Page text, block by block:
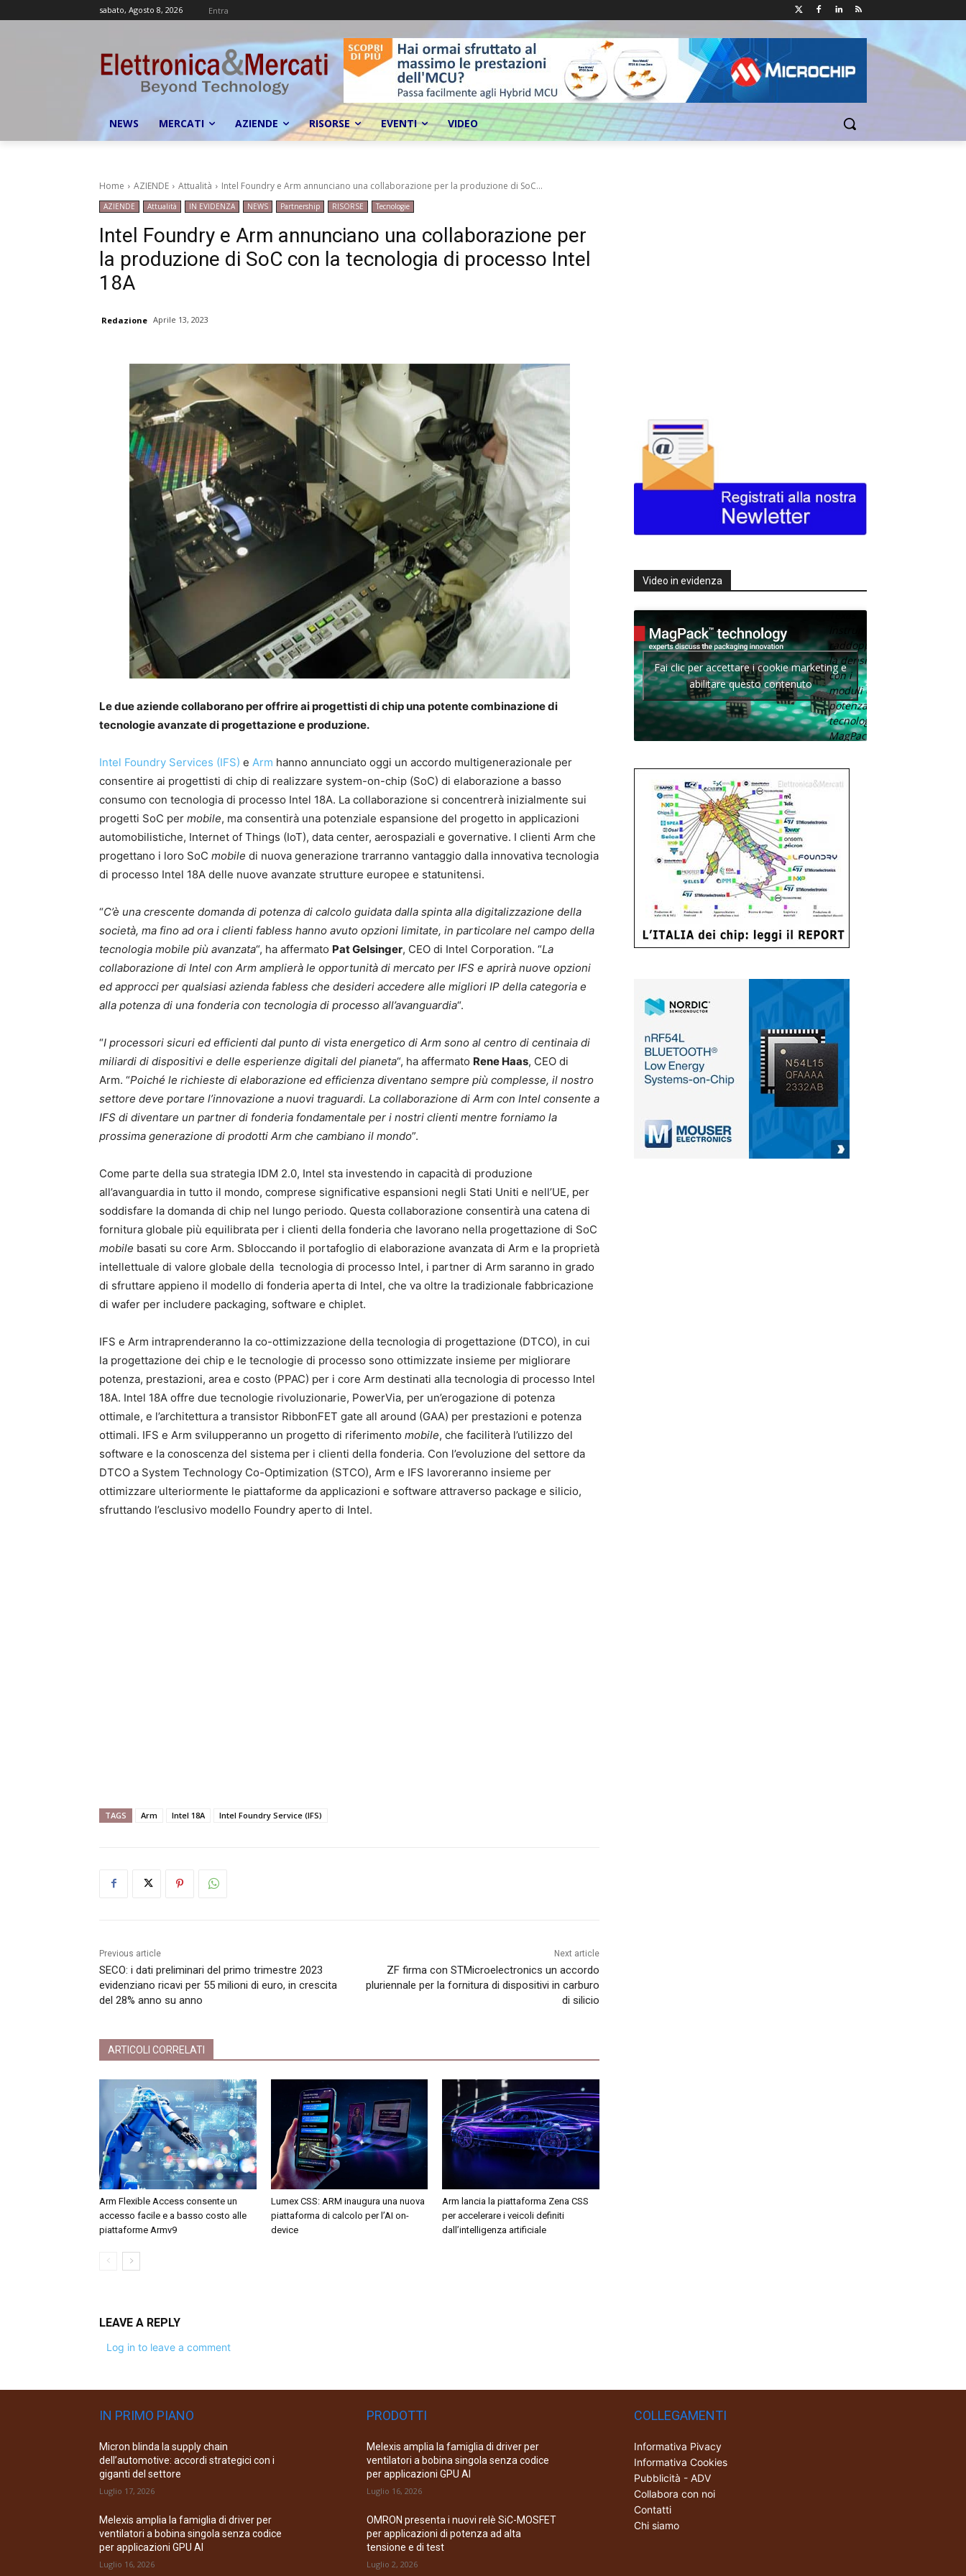
sabato, Agosto 8, 2026 Entra
NEWS MERCATI AZIENDE RISORSE EVENTI VIDEO
Home AZIENDE Attualità Intel Foundry e Arm annunciano una collaborazione per la produzione di SoC...
AZIENDE Attualità IN EVIDENZA NEWS Partnership RISORSE Tecnologie
Intel Foundry e Arm annunciano una collaborazione per
la produzione di SoC con la tecnologia di processo Intel
18A
Redazione Aprile 13, 2023
Le due aziende collaborano per offrire ai progettisti di chip una potente combinazione di
tecnologie avanzate di progettazione e produzione.
Intel Foundry Services (IFS) e Arm hanno annunciato oggi un accordo multigenerazionale per
consentire ai progettisti di chip di realizzare system-on-chip (SoC) di elaborazione a basso
consumo con tecnologia di processo Intel 18A. La collaborazione si concentrerà inizialmente sui
progetti SoC per mobile, ma consentirà una potenziale espansione del progetto in applicazioni
automobilistiche, Internet of Things (IoT), data center, aerospaziali e governative. I clienti Arm che
progettano i loro SoC mobile di nuova generazione trarranno vantaggio dalla innovativa tecnologia
di processo Intel 18A delle nuove avanzate strutture europee e statunitensi.
“C’è una crescente domanda di potenza di calcolo guidata dalla spinta alla digitalizzazione della
società, ma fino ad ora i clienti fabless hanno avuto opzioni limitate, in particolare nel campo della
tecnologia mobile più avanzata“, ha affermato Pat Gelsinger, CEO di Intel Corporation. “La
collaborazione di Intel con Arm amplierà le opportunità di mercato per IFS e aprirà nuove opzioni
ed approcci per qualsiasi azienda fabless che desideri accedere alle migliori IP della categoria e
alla potenza di una fonderia con tecnologia di processo all’avanguardia“.
“I processori sicuri ed efficienti dal punto di vista energetico di Arm sono al centro di centinaia di
miliardi di dispositivi e delle esperienze digitali del pianeta“, ha affermato Rene Haas, CEO di
Arm. “Poiché le richieste di elaborazione ed efficienza diventano sempre più complesse, il nostro
settore deve portare l’innovazione a nuovi traguardi. La collaborazione di Arm con Intel consente a
IFS di diventare un partner di fonderia fondamentale per i nostri clienti mentre forniamo la
prossima generazione di prodotti Arm che cambiano il mondo”.
Come parte della sua strategia IDM 2.0, Intel sta investendo in capacità di produzione
all’avanguardia in tutto il mondo, comprese significative espansioni negli Stati Uniti e nell’UE, per
soddisfare la domanda di chip nel lungo periodo. Questa collaborazione consentirà una catena di
fornitura globale più equilibrata per i clienti della fonderia che lavorano nella progettazione di SoC
mobile basati su core Arm. Sbloccando il portafoglio di elaborazione avanzata di Arm e la proprietà
intellettuale di valore globale della tecnologia di processo Intel, i partner di Arm saranno in grado
di sfruttare appieno il modello di fonderia aperta di Intel, che va oltre la tradizionale fabbricazione
di wafer per includere packaging, software e chiplet.
IFS e Arm intraprenderanno la co-ottimizzazione della tecnologia di progettazione (DTCO), in cui
la progettazione dei chip e le tecnologie di processo sono ottimizzate insieme per migliorare
potenza, prestazioni, area e costo (PPAC) per i core Arm destinati alla tecnologia di processo Intel
18A. Intel 18A offre due tecnologie rivoluzionarie, PowerVia, per un’erogazione di potenza
ottimale, e l’architettura a transistor RibbonFET gate all around (GAA) per prestazioni e potenza
ottimali. IFS e Arm svilupperanno un progetto di riferimento mobile, che faciliterà l’utilizzo del
software e la conoscenza del sistema per i clienti della fonderia. Con l’evoluzione del settore da
DTCO a System Technology Co-Optimization (STCO), Arm e IFS lavoreranno insieme per
ottimizzare ulteriormente le piattaforme da applicazioni e software attraverso package e silicio,
sfruttando l’esclusivo modello Foundry aperto di Intel.
TAGS Arm Intel 18A Intel Foundry Service (IFS)
Previous article
SECO: i dati preliminari del primo trimestre 2023
evidenziano ricavi per 55 milioni di euro, in crescita
del 28% anno su anno
Next article
ZF firma con STMicroelectronics un accordo
pluriennale per la fornitura di dispositivi in carburo
di silicio
ARTICOLI CORRELATI
Arm Flexible Access consente un
accesso facile e a basso costo alle
piattaforme Armv9
Lumex CSS: ARM inaugura una nuova
piattaforma di calcolo per l’AI on-
device
Arm lancia la piattaforma Zena CSS
per accelerare i veicoli definiti
dall’intelligenza artificiale
LEAVE A REPLY
Log in to leave a comment
Video in evidenza
Texas
raddoppia
la densità
con i
moduli di
potenza con
tecnologia
MagPack.
Fai clic per accettare i cookie marketing e
abilitare questo contenuto
IN PRIMO PIANO
Micron blinda la supply chain
dell’automotive: accordi strategici con i
giganti del settore
Luglio 17, 2026
Melexis amplia la famiglia di driver per
ventilatori a bobina singola senza codice
per applicazioni GPU AI
Luglio 16, 2026
PRODOTTI
Melexis amplia la famiglia di driver per
ventilatori a bobina singola senza codice
per applicazioni GPU AI
Luglio 16, 2026
OMRON presenta i nuovi relè SiC-MOSFET
per applicazioni di potenza ad alta
tensione e di test
Luglio 2, 2026
COLLEGAMENTI
Informativa Pivacy
Informativa Cookies
Pubblicità - ADV
Collabora con noi
Contatti
Chi siamo